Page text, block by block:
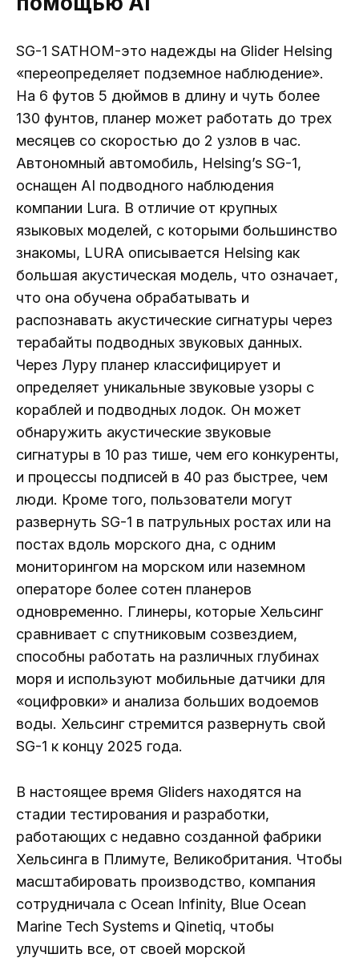
SG-1 SATHOM-это надежды на Glider Helsing
«переопределяет подземное наблюдение».
На 6 футов 5 дюймов в длину и чуть более
130 фунтов, планер может работать до трех
месяцев со скоростью до 2 узлов в час.
Автономный автомобиль, Helsing’s SG-1,
оснащен AI подводного наблюдения
компании Lura. В отличие от крупных
языковых моделей, с которыми большинство
знакомы, LURA описывается Helsing как
большая акустическая модель, что означает,
что она обучена обрабатывать и
распознавать акустические сигнатуры через
терабайты подводных звуковых данных.
Через Луру планер классифицирует и
определяет уникальные звуковые узоры с
кораблей и подводных лодок. Он может
обнаружить акустические звуковые
сигнатуры в 10 раз тише, чем его конкуренты,
и процессы подписей в 40 раз быстрее, чем
люди. Кроме того, пользователи могут
развернуть SG-1 в патрульных ростах или на
постах вдоль морского дна, с одним
мониторингом на морском или наземном
операторе более сотен планеров
одновременно. Глинеры, которые Хельсинг
сравнивает с спутниковым созвездием,
способны работать на различных глубинах
моря и используют мобильные датчики для
«оцифровки» и анализа больших водоемов
воды. Хельсинг стремится развернуть свой
SG-1 к концу 2025 года.
В настоящее время Gliders находятся на
стадии тестирования и разработки,
работающих с недавно созданной фабрики
Хельсинга в Плимуте, Великобритания. Чтобы
масштабировать производство, компания
сотрудничала с Ocean Infinity, Blue Ocean
Marine Tech Systems и Qinetiq, чтобы
улучшить все, от своей морской